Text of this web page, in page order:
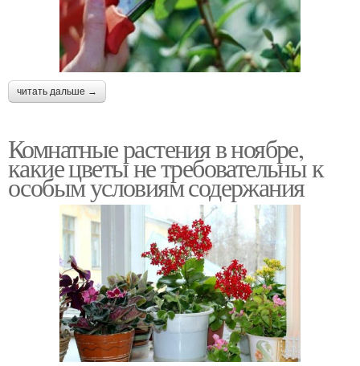
читать дальше →
Комнатные растения в ноябре,
какие цветы не требовательны к
особым условиям содержания